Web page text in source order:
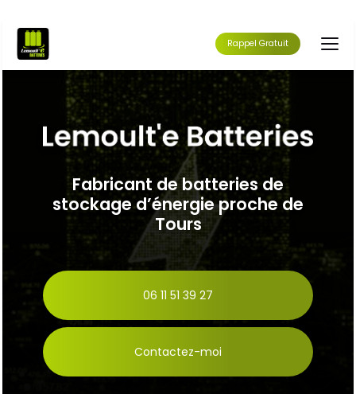
contenu
principal
Rappel Gratuit
Fabricant de batteries de
stockage d’énergie proche de
Tours
06 11 51 39 27
Contactez-moi